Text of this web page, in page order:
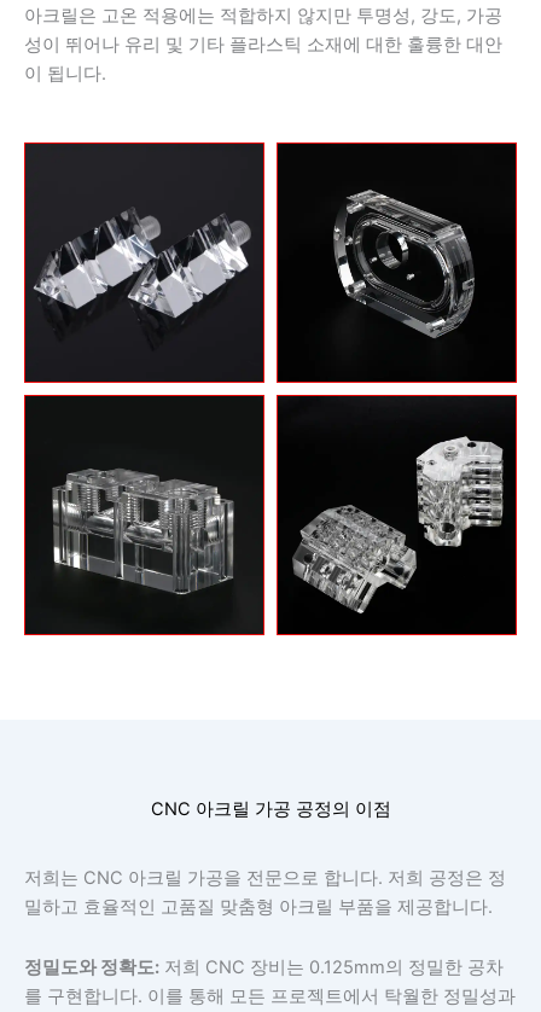
아크릴은 고온 적용에는 적합하지 않지만 투명성, 강도, 가공
성이 뛰어나 유리 및 기타 플라스틱 소재에 대한 훌륭한 대안
이 됩니다.
CNC 아크릴 가공 공정의 이점
저희는 CNC 아크릴 가공을 전문으로 합니다. 저희 공정은 정
밀하고 효율적인 고품질 맞춤형 아크릴 부품을 제공합니다.
정밀도와 정확도: 저희 CNC 장비는 0.125mm의 정밀한 공차
를 구현합니다. 이를 통해 모든 프로젝트에서 탁월한 정밀성과